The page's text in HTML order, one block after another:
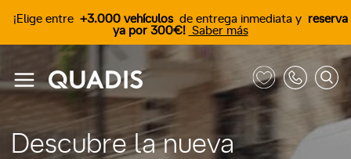
¡Elige entre +3.000 vehículos de entrega inmediata y reserva
ya por 300€! Saber más
Descubre la nueva